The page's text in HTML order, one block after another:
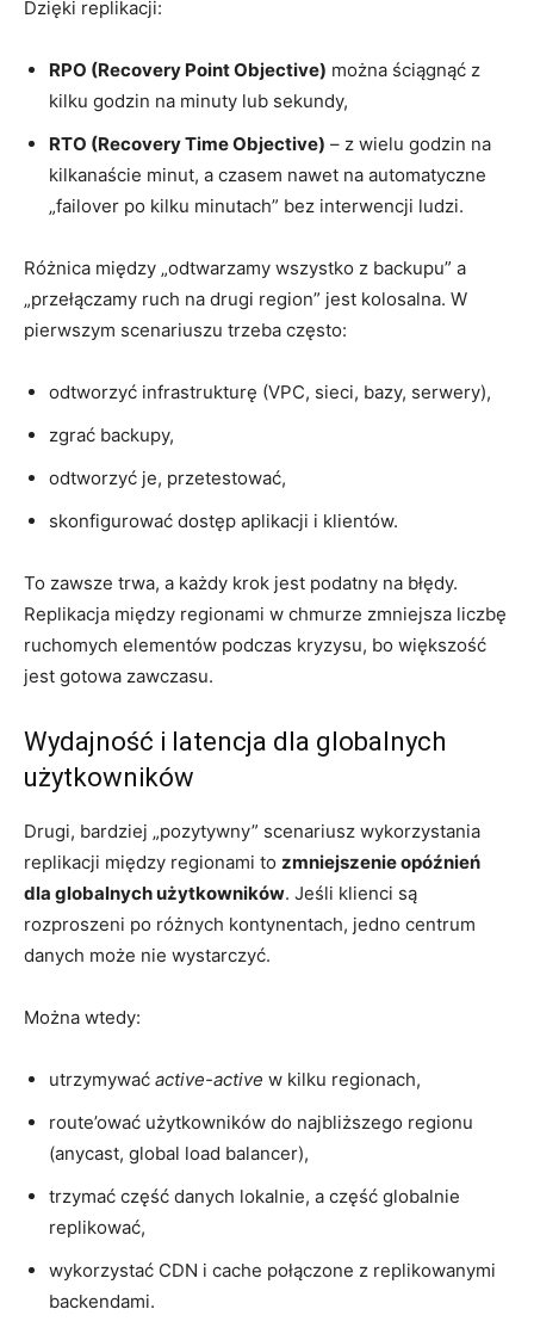
Dzięki replikacji:
RPO (Recovery Point Objective) można ściągnąć z
kilku godzin na minuty lub sekundy,
RTO (Recovery Time Objective) – z wielu godzin na
kilkanaście minut, a czasem nawet na automatyczne
„failover po kilku minutach” bez interwencji ludzi.
Różnica między „odtwarzamy wszystko z backupu” a
„przełączamy ruch na drugi region” jest kolosalna. W
pierwszym scenariuszu trzeba często:
odtworzyć infrastrukturę (VPC, sieci, bazy, serwery),
zgrać backupy,
odtworzyć je, przetestować,
skonfigurować dostęp aplikacji i klientów.
To zawsze trwa, a każdy krok jest podatny na błędy.
Replikacja między regionami w chmurze zmniejsza liczbę
ruchomych elementów podczas kryzysu, bo większość
jest gotowa zawczasu.
Wydajność i latencja dla globalnych
użytkowników
Drugi, bardziej „pozytywny” scenariusz wykorzystania
replikacji między regionami to zmniejszenie opóźnień
dla globalnych użytkowników. Jeśli klienci są
rozproszeni po różnych kontynentach, jedno centrum
danych może nie wystarczyć.
Można wtedy:
utrzymywać active-active w kilku regionach,
route’ować użytkowników do najbliższego regionu
(anycast, global load balancer),
trzymać część danych lokalnie, a część globalnie
replikować,
wykorzystać CDN i cache połączone z replikowanymi
backendami.